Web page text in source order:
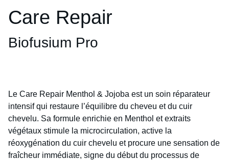
Care Repair
Biofusium Pro
Le Care Repair Menthol & Jojoba est un soin réparateur
intensif qui restaure l’équilibre du cheveu et du cuir
chevelu. Sa formule enrichie en Menthol et extraits
végétaux stimule la microcirculation, active la
réoxygénation du cuir chevelu et procure une sensation de
fraîcheur immédiate, signe du début du processus de